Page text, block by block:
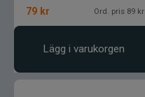
79 kr Ord. pris 89 kr
Lägg i varukorgen